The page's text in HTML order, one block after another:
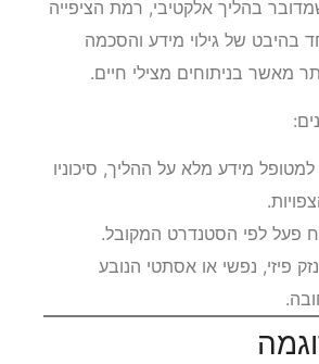
בהליך אלקטיבי, רמת הציפייה
בהיבט של גילוי מידע והסכמה
מאשר בניתוחים מצילי חיים.
מידע מלא על ההליך, סיכוניו
פעל לפי הסטנדרט המקובל.
פיזי, נפשי או אסתטי הנובע